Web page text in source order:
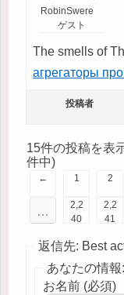
RobinSwere
ゲスト
The smells of
агрегаторы
投稿者
15件の投稿を表
件中)
← 1 2
…
2,2
40
2,2
41
返信先: Best
あなたの情報:
お名前 (必須)